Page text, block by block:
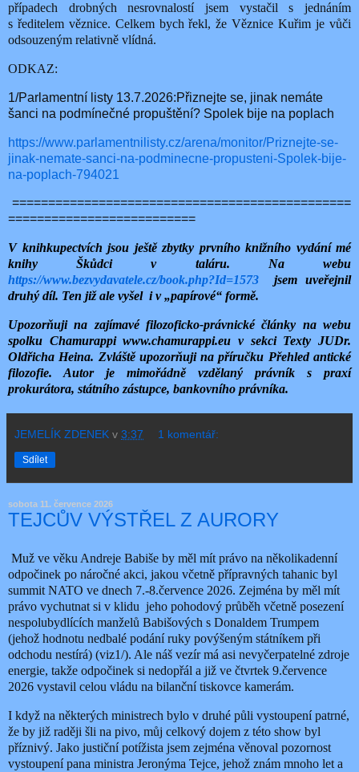
případech drobných nesrovnalostí jsem vystačil s jednáním
s ředitelem věznice. Celkem bych řekl, že Věznice Kuřim je vůči
odsouzeným relativně vlídná.
ODKAZ:
1/Parlamentní listy 13.7.2026:Přiznejte se, jinak nemáte
šanci na podmínečné propuštění? Spolek bije na poplach
https://www.parlamentnilisty.cz/arena/monitor/Priznejte-se-
jinak-nemate-sanci-na-podminecne-propusteni-Spolek-bije-
na-poplach-794021
===============================================
==========================
V knihkupectvích jsou ještě zbytky prvního knižního vydání mé
knihy Škůdci v taláru. Na webu
https://www.bezvydavatele.cz/book.php?Id=1573
jsem uveřejnil
druhý díl. Ten již ale vyšel i v „papírové“ formě.
Upozorňuji na zajímavé filozoficko-právnické články na webu
spolku Chamurappi www.chamurappi.eu v sekci Texty JUDr.
Oldřicha Heina. Zvláště upozorňuji na příručku Přehled antické
filozofie. Autor je mimořádně vzdělaný právník s praxí
prokurátora, státního zástupce, bankovního právníka.
JEMELÍK ZDENEK v 3:37 1 komentář:
Sdílet
sobota 11. července 2026
TEJCŮV VÝSTŘEL Z AURORY
Muž ve věku Andreje Babiše by měl mít právo na několikadenní
odpočinek po náročné akci, jakou včetně přípravných tahanic byl
summit NATO ve dnech 7.-8.července 2026. Zejména by měl mít
právo vychutnat si v klidu jeho pohodový průběh včetně posezení
nespolubydlících manželů Babišových s Donaldem Trumpem
(jehož hodnotu nedbalé podání ruky povýšeným státníkem při
odchodu nestírá) (viz1/). Ale náš vezír má asi nevyčerpatelné zdroje
energie, takže odpočinek si nedopřál a již ve čtvrtek 9.července
2026 vystavil celou vládu na bilanční tiskovce kamerám.
I když na některých ministrech bylo v druhé půli vystoupení patrné,
že by již raději šli na pivo, můj celkový dojem z této show byl
příznivý. Jako justiční potížista jsem zejména věnoval pozornost
vystoupení pana ministra Jeronýma Tejce, jehož znám mnoho let a